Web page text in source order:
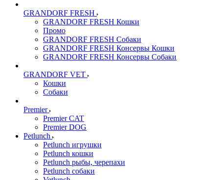
GRANDORF FRESH
GRANDORF FRESH Кошки
Промо
GRANDORF FRESH Собаки
GRANDORF FRESH Консервы Кошки
GRANDORF FRESH Консервы Собаки
GRANDORF VET
Кошки
Собаки
Premier
Premier CAT
Premier DOG
Petlunch
Petlunch игрушки
Petlunch кошки
Petlunch рыбы, черепахи
Petlunch собаки